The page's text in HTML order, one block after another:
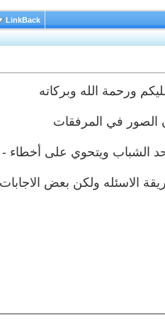
LinkBack
ورحمة الله وبركاته
الصور في المرفقات
الشباب ويتحوي على أخطاء -
ولكن بعض الاجابات